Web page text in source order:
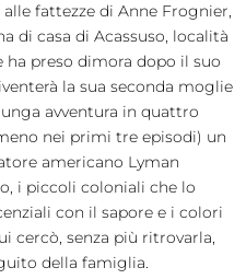
fattezze di Anne Frognier,
di casa di Acassuso, località
ha preso dimora dopo il suo
la sua seconda moglie
avventura in quattro
nei primi tre episodi) un
americano Lyman
i piccoli coloniali che lo
con il sapore e i colori
cercò, senza più ritrovarla,
della famiglia.